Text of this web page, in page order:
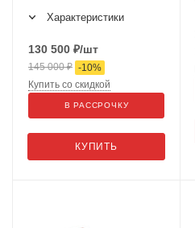
Характеристики
130 500 ₽/шт
145 000₽ -10%
КУПИТЬ
Купить со скидкой
В РАССРОЧКУ